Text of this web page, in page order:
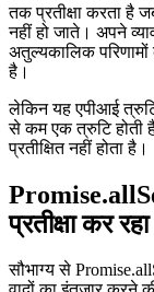
यदि आप एक
ऑब्जेक्ट Promise और
तक प्रतीक्षा करता है
नहीं हो जाते। अपने
अतुल्यकालिक परिणामों
है।
लेकिन यह एपीआई
से कम एक त्रुटि होती
प्रतीक्षित नहीं होता है।
प्रतीक्षा कर